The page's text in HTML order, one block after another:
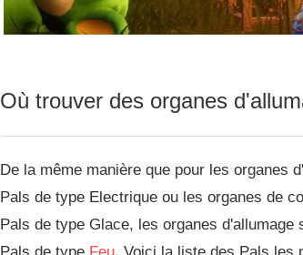
Où trouver des organes
De la même manière que pour les organes
Pals de type Electrique ou les organes de
Pals de type Glace, les organes